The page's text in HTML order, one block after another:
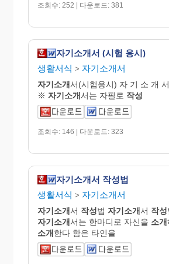
조회수: 252 | 다운로드: 381
자기소개서 (시험 응시)
생활서식 > 자기소개서
자기소개서(시험응시) 자 기 소 개
※ 자기소개서는 자필로 작성
조회수: 146 | 다운로드: 323
자기소개서 작성법
생활서식 > 자기소개서
자기소개서 작성법 자기소개서 작성
자기소개서는 한마디로 자신을 소개
소개한다 함은 타인을